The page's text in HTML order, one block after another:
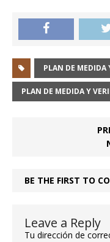
PLAN DE MEDIDA
PLAN DE MEDIDA Y
BE THE FIRST TO
Leave a Reply
Tu dirección de